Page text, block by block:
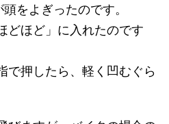
をよぎったのです。
どほど」に入れたのです
で押したら、軽く凹むぐら